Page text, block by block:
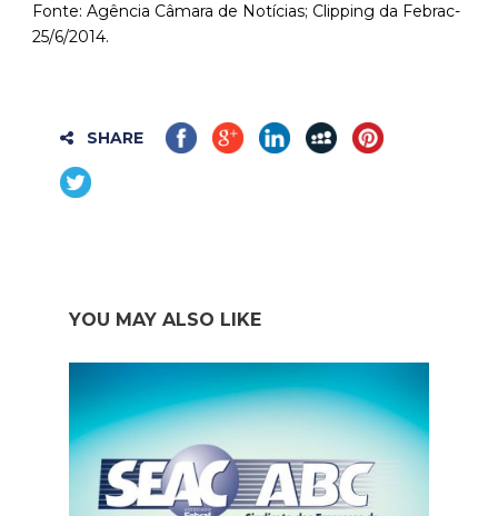
Fonte: Agência Câmara de Notícias; Clipping da Febrac-
25/6/2014.
SHARE
YOU MAY ALSO LIKE